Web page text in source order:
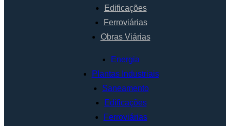
Edificações
Ferroviárias
Obras Viárias
Energia
Plantas Industriais
Saneamento
Edificações
Ferroviárias